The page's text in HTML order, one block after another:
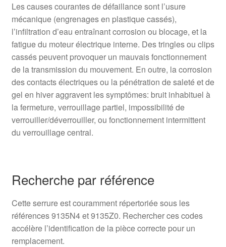
Les causes courantes de défaillance sont l’usure
mécanique (engrenages en plastique cassés),
l’infiltration d’eau entraînant corrosion ou blocage, et la
fatigue du moteur électrique interne. Des tringles ou clips
cassés peuvent provoquer un mauvais fonctionnement
de la transmission du mouvement. En outre, la corrosion
des contacts électriques ou la pénétration de saleté et de
gel en hiver aggravent les symptômes: bruit inhabituel à
la fermeture, verrouillage partiel, impossibilité de
verrouiller/déverrouiller, ou fonctionnement intermittent
du verrouillage central.
Recherche par référence
Cette serrure est couramment répertoriée sous les
références 9135N4 et 9135Z0. Rechercher ces codes
accélère l’identification de la pièce correcte pour un
remplacement.